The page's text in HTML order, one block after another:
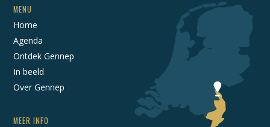
MENU
Home
Agenda
Ontdek Gennep
In beeld
Over Gennep
MEER INFO